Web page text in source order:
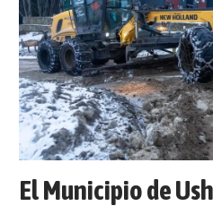
El Municipio de